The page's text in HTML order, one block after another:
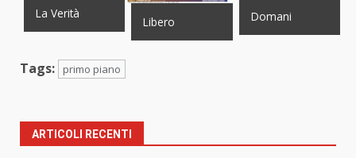
La Verità
Libero Domani
Tags: primo piano
ARTICOLI RECENTI